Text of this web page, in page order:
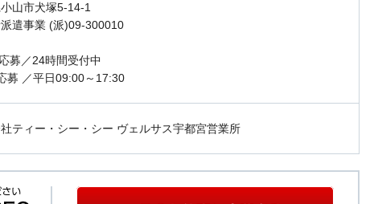
山市犬塚5-14-1
遣事業 (派)09-300010
募／24時間受付中
募 ／平日09:00～17:30
ティー・シー・シー ヴェルサス宇都宮営業所